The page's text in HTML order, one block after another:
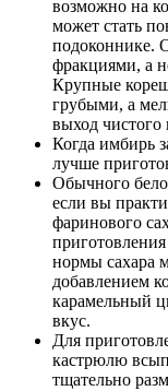
возможно на
может стать
подоконнике.
фракциями, а
Крупные
грубыми, а
выход чистого
Когда имбирь
лучше
Обычного
если вы
фаринового
нормы сахара
добавлением
карамельный
вкус.
Для
кастрюлю
тщательно